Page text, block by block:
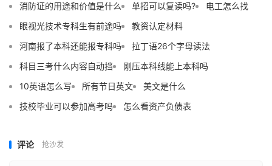
消防证的用途和价值是什么
单招可以复读吗?
电工怎么找
眼视光技术专科生有前途吗
教资认定材料
河南报了本科还能报专科吗
拉丁语26个字母读法
科目三考什么内容自动挡
刚压本科线能上本科吗
10英语怎么写
所有节日英文
美文是什么
技校毕业可以参加高考吗
怎么看资产负债表
评论 抢沙发